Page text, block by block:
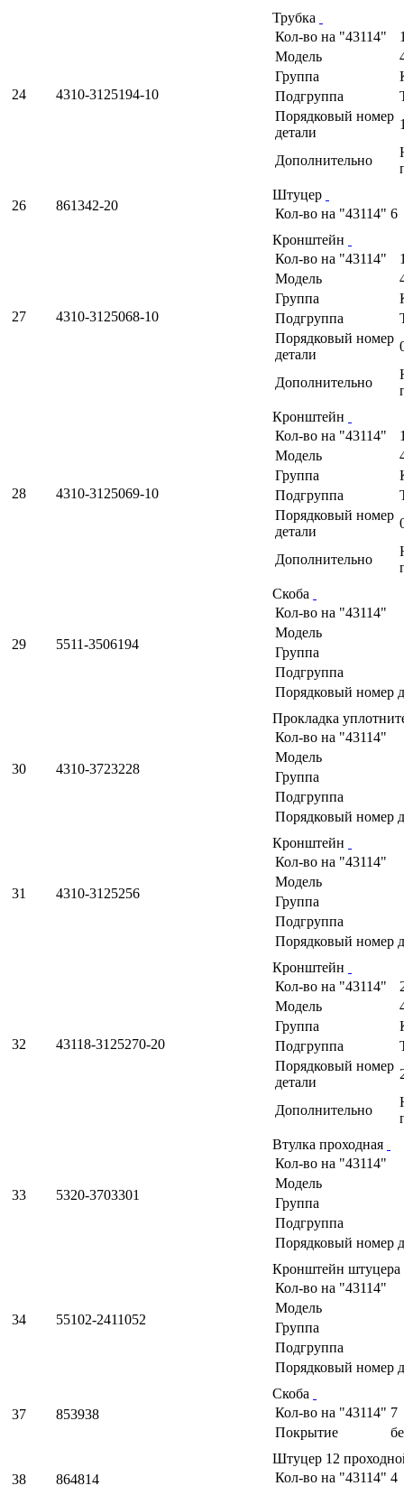
24 4310-3125194-10
Трубка
Кол-во на "43114"
Модель
Группа
Подгруппа
Порядковый номер
детали
Дополнительно
26 861342-20
Штуцер
Кол-во на "43114" 6
27 4310-3125068-10
Кронштейн
Кол-во на "43114"
Модель
Группа
Подгруппа
Порядковый номер
детали
Дополнительно
28 4310-3125069-10
Кронштейн
Кол-во на "43114"
Модель
Группа
Подгруппа
Порядковый номер
детали
Дополнительно
29 5511-3506194
Скоба
Кол-во на "43114"
Модель
Группа
Подгруппа
Порядковый номер
30 4310-3723228
Прокладка
Кол-во на "43114"
Модель
Группа
Подгруппа
Порядковый номер
31 4310-3125256
Кронштейн
Кол-во на "43114"
Модель
Группа
Подгруппа
Порядковый номер
32 43118-3125270-20
Кронштейн
Кол-во на "43114"
Модель
Группа
Подгруппа
Порядковый номер
детали
Дополнительно
33 5320-3703301
Втулка проходная
Кол-во на "43114"
Модель
Группа
Подгруппа
Порядковый номер
34 55102-2411052
Кронштейн штуцера
Кол-во на "43114"
Модель
Группа
Подгруппа
Порядковый номер
37 853938
Скоба
Кол-во на "43114" 7
Покрытие
38 864814
Штуцер 12
Кол-во на "43114" 4